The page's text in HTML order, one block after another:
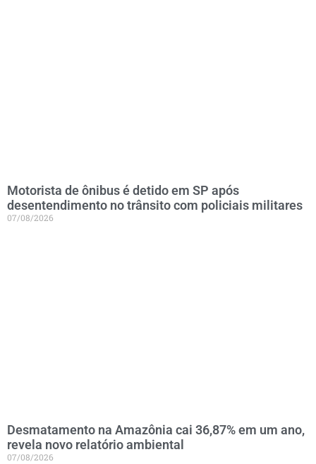
Motorista de ônibus é detido em SP após
desentendimento no trânsito com policiais militares
07/08/2026
Desmatamento na Amazônia cai 36,87% em um ano,
revela novo relatório ambiental
07/08/2026